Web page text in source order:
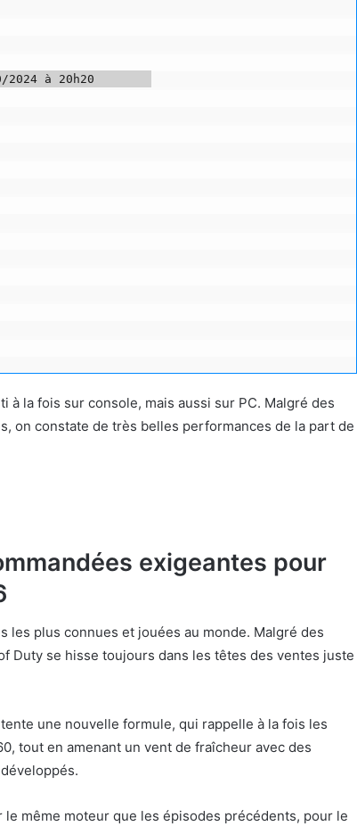
10/2024 à 20h20
à la fois sur console, mais aussi sur PC. Malgré des
on constate de très belles performances de la part de
exigeantes pour
les plus connues et jouées au monde. Malgré des
Duty se hisse toujours dans les têtes des ventes juste
une nouvelle formule, qui rappelle à la fois les
tout en amenant un vent de fraîcheur avec des
même moteur que les épisodes précédents, pour le